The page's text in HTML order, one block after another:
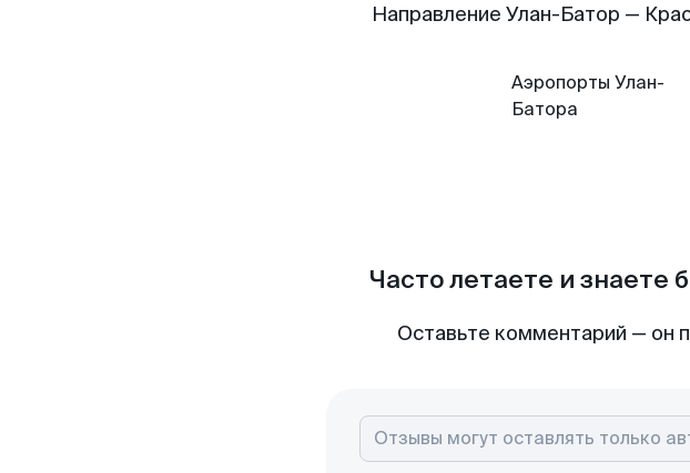
Направление Улан-Батор —
Аэропорты Улан-
Батора
Часто летаете и знаете
Оставьте комментарий — он